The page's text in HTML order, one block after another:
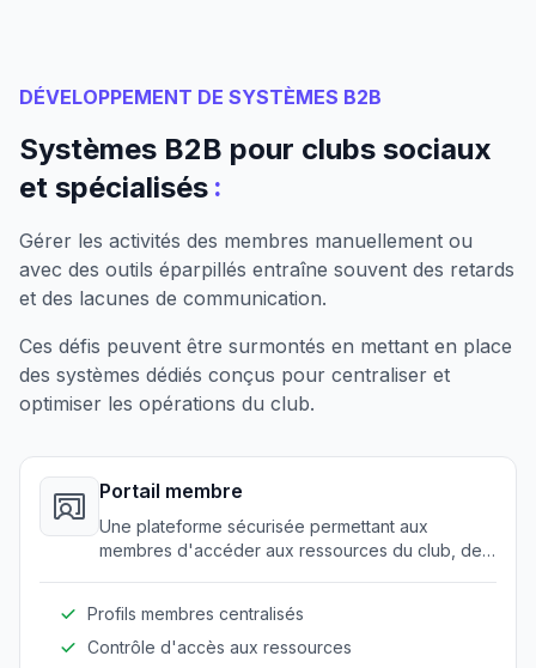
DÉVELOPPEMENT DE SYSTÈMES B2B
Systèmes B2B pour clubs sociaux
et spécialisés :
Gérer les activités des membres manuellement ou
avec des outils éparpillés entraîne souvent des retards
et des lacunes de communication.
Ces défis peuvent être surmontés en mettant en place
des systèmes dédiés conçus pour centraliser et
optimiser les opérations du club.
Portail membre
Une plateforme sécurisée permettant aux
membres d'accéder aux ressources du club, de
Profils membres centralisés
Contrôle d'accès aux ressources